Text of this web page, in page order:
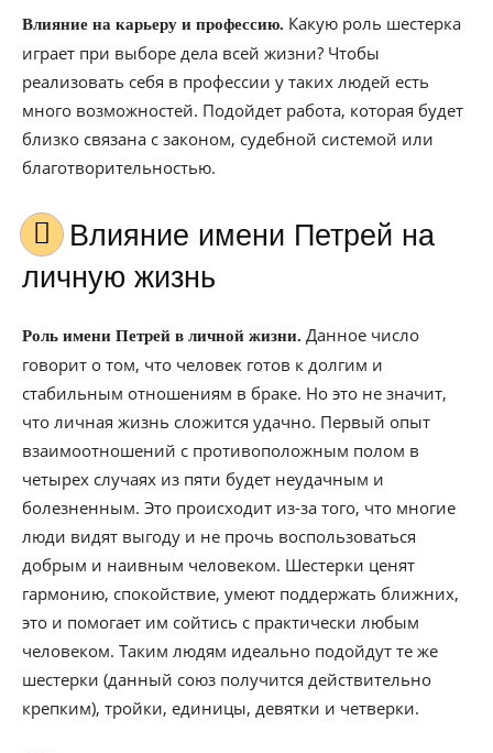
Влияние на карьеру и профессию. Какую роль шестерка
играет при выборе дела всей жизни? Чтобы
реализовать себя в профессии у таких людей есть
много возможностей. Подойдет работа, которая будет
близко связана с законом, судебной системой или
благотворительностью.
Влияние имени Петрей на
личную жизнь
Роль имени Петрей в личной жизни. Данное число
говорит о том, что человек готов к долгим и
стабильным отношениям в браке. Но это не значит,
что личная жизнь сложится удачно. Первый опыт
взаимоотношений с противоположным полом в
четырех случаях из пяти будет неудачным и
болезненным. Это происходит из-за того, что многие
люди видят выгоду и не прочь воспользоваться
добрым и наивным человеком. Шестерки ценят
гармонию, спокойствие, умеют поддержать ближних,
это и помогает им сойтись с практически любым
человеком. Таким людям идеально подойдут те же
шестерки (данный союз получится действительно
крепким), тройки, единицы, девятки и четверки.